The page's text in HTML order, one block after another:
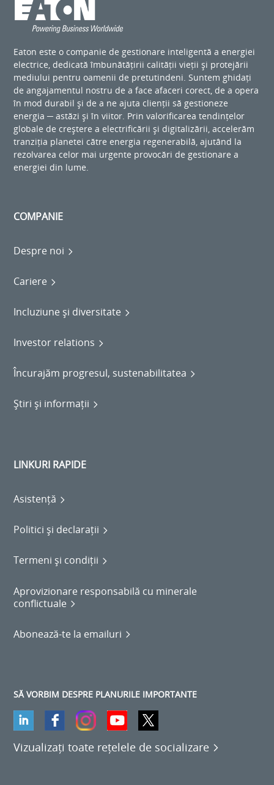
Eaton este o companie de gestionare inteligentă a energiei
electrice, dedicată îmbunătățirii calității vieții și protejării
mediului pentru oamenii de pretutindeni. Suntem ghidați
de angajamentul nostru de a face afaceri corect, de a opera
în mod durabil și de a ne ajuta clienții să gestioneze
energia ─ astăzi și în viitor. Prin valorificarea tendințelor
globale de creștere a electrificării și digitalizării, accelerăm
tranziția planetei către energia regenerabilă, ajutând la
rezolvarea celor mai urgente provocări de gestionare a
energiei din lume.
COMPANIE
Despre noi
Cariere
Incluziune și diversitate
Investor relations
Încurajăm progresul, sustenabilitatea
Știri și informații
LINKURI RAPIDE
Asistență
Politici și declarații
Termeni și condiții
Aprovizionare responsabilă cu minerale
conflictuale
Abonează-te la emailuri
SĂ VORBIM DESPRE PLANURILE IMPORTANTE
Vizualizați toate rețelele de socializare